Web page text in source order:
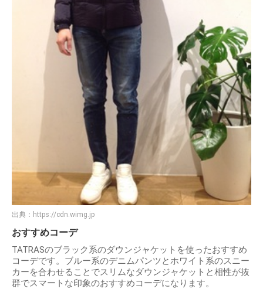
出典： https://cdn.wimg.jp
おすすめコーデ
TATRASのブラック系のダウンジャケットを使ったおすすめ
コーデです。ブルー系のデニムパンツとホワイト系のスニー
カーを合わせることでスリムなダウンジャケットと相性が抜
群でスマートな印象のおすすめコーデになります。